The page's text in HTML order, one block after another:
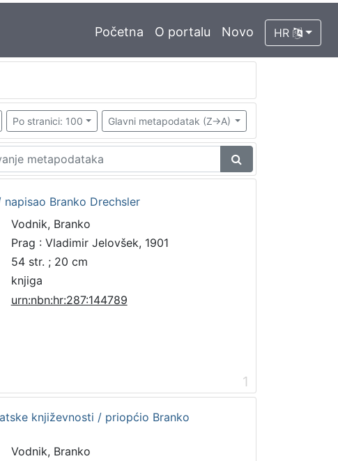
Početna O portalu Novo HR
Po stranici: 100 Glavni metapodatak (Z->A)
Branko Drechsler
Vodnik, Branko
Prag : Vladimir Jelovšek, 1901
54 str. ; 20 cm
knjiga
urn:nbn:hr:287:144789
1
književnosti / priopćio Branko
Vodnik, Branko